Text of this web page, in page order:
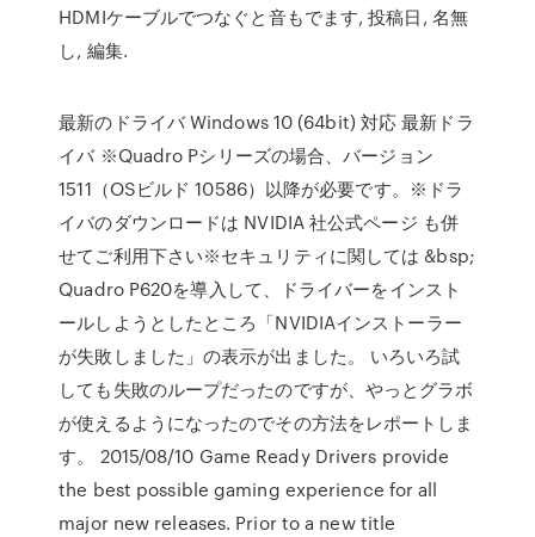
HDMIケーブルでつなぐと音もでます, 投稿日, 名無
し, 編集.
最新のドライバ Windows 10 (64bit) 対応 最新ドラ
イバ ※Quadro Pシリーズの場合、バージョン
1511（OSビルド 10586）以降が必要です。※ドラ
イバのダウンロードは NVIDIA 社公式ページ も併
せてご利用下さい※セキュリティに関しては &bsp;
Quadro P620を導入して、ドライバーをインスト
ールしようとしたところ「NVIDIAインストーラー
が失敗しました」の表示が出ました。 いろいろ試
しても失敗のループだったのですが、やっとグラボ
が使えるようになったのでその方法をレポートしま
す。 2015/08/10 Game Ready Drivers provide
the best possible gaming experience for all
major new releases. Prior to a new title